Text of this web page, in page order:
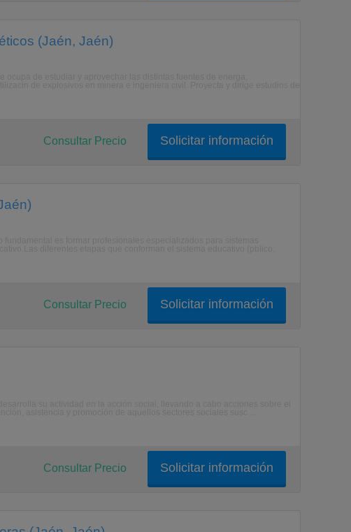
(Jaén, Jaén)
Solicitar información
Consultar Precio
Solicitar información
Consultar Precio
Solicitar información
Consultar Precio